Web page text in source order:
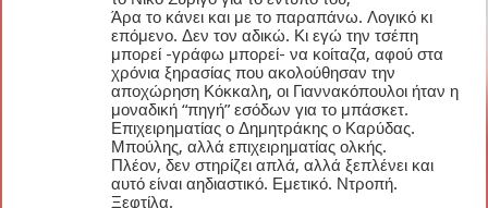
Άρα το κάνει και με το παραπάνω. Λογικό κι
επόμενο. Δεν τον αδικώ. Κι εγώ την τσέπη
μπορεί -γράφω μπορεί- να κοίταζα, αφού στα
χρόνια ξηρασίας που ακολούθησαν την
αποχώρηση Κόκκαλη, οι Γιαννακόπουλοι ήταν η
μοναδική “πηγή” εσόδων για το μπάσκετ.
Επιχειρηματίας ο Δημητράκης ο Καρύδας.
Μπούλης, αλλά επιχειρηματίας ολκής.
Πλέον, δεν στηρίζει απλά, αλλά ξεπλένει και
αυτό είναι αηδιαστικό. Εμετικό. Ντροπή.
Ξεφτίλα.